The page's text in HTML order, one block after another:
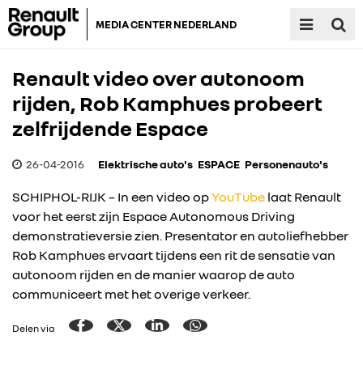
MEDIA CENTER NEDERLAND
Renault video over autonoom
rijden, Rob Kamphues probeert
zelfrijdende Espace
26-04-2016 Elektrische auto's ESPACE Personenauto's
SCHIPHOL-RIJK – In een video opYouTube laat Renault
voor het eerst zijn Espace Autonomous Driving
demonstratieversie zien. Presentator en autoliefhebber
Rob Kamphues ervaart tijdens een rit de sensatie van
autonoom rijden en de manier waarop de auto
communiceert met het overige verkeer.
Delen via